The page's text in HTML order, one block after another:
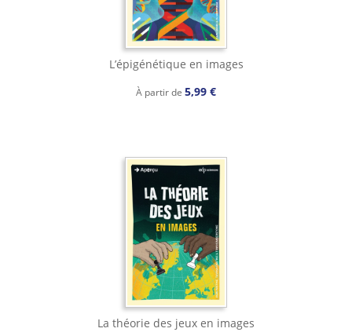
L’épigénétique en images
À partir de 5,99 €
La théorie des jeux en images